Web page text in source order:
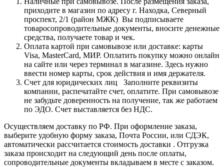
приходите в магазин по адресу г. Находка, Северный
проспект, 2/1 (район МЖК) Вы подписываете
товаросопроводительные документы, вносите денежные
средства, получаете товар и чек.
Оплата картой при самовывозе или доставке: карты
Visa, MasterCard, МИР. Оплатить покупку можно онлайн
на сайте или через терминал в магазине. Здесь нужно
ввести номер карты, срок действия и имя держателя.
Счет для юридических лиц Заполните реквизиты
компании, распечатайте счет, оплатите. При самовывозе
не забудьте доверенность на получение, так же работаем
по ЭДО. Счет выставляется без НДС.
Осуществляем доставку по РФ. При оформление заказа,
выберите удобную форму заказа, Почта России, или СДЭК,
автоматически рассчитается стоимость доставки . Отгрузка
заказа происходит на следующий день после оплаты,
сопроводительные документы вкладываем в месте с заказом.